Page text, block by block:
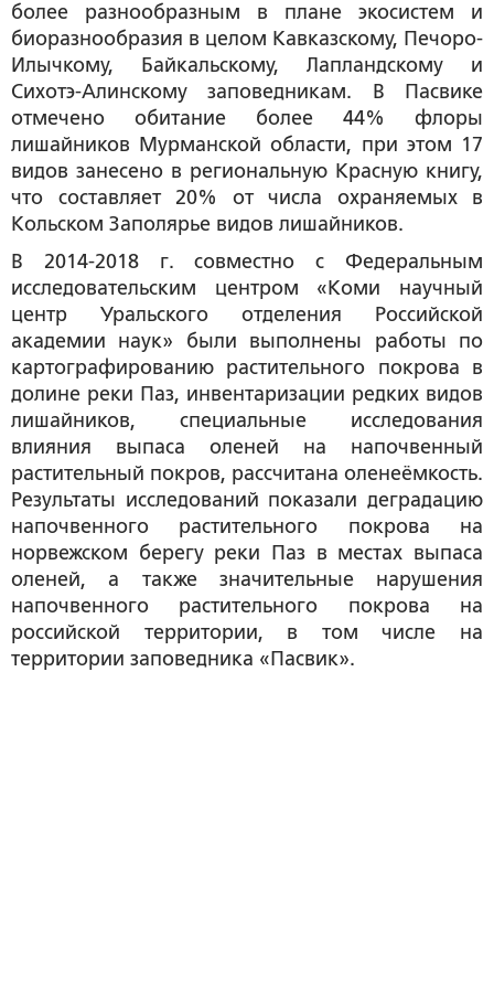
более разнообразным в плане экосистем и
биоразнообразия в целом Кавказскому, Печоро-
Илычкому, Байкальскому, Лапландскому и
Сихотэ-Алинскому заповедникам. В Пасвике
отмечено обитание более 44% флоры
лишайников Мурманской области, при этом 17
видов занесено в региональную Красную книгу,
что составляет 20% от числа охраняемых в
Кольском Заполярье видов лишайников.
В 2014-2018 г. совместно с Федеральным
исследовательским центром «Коми научный
центр Уральского отделения Российской
академии наук» были выполнены работы по
картографированию растительного покрова в
долине реки Паз, инвентаризации редких видов
лишайников, специальные исследования
влияния выпаса оленей на напочвенный
растительный покров, рассчитана оленеёмкость.
Результаты исследований показали деградацию
напочвенного растительного покрова на
норвежском берегу реки Паз в местах выпаса
оленей, а также значительные нарушения
напочвенного растительного покрова на
российской территории, в том числе на
территории заповедника «Пасвик».